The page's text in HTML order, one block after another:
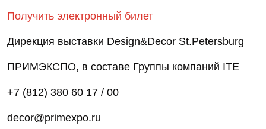
Получить электронный билет
Дирекция выставки Design&Decor St.Petersburg
ПРИМЭКСПО, в составе Группы компаний ITE
+7 (812) 380 60 17 / 00
decor@primexpo.ru